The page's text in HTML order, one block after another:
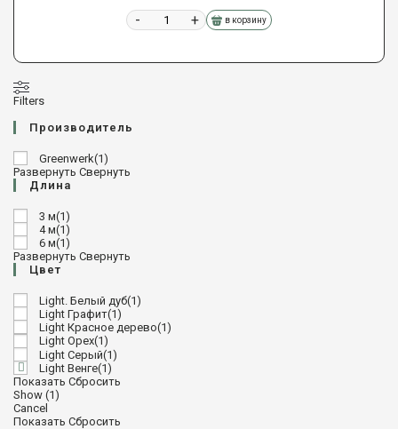
- + в корзину
Filters
Производитель
Greenwerk(1)
Развернуть Свернуть
Длина
3 м(1)
4 м(1)
6 м(1)
Развернуть Свернуть
Цвет
Light. Белый дуб(1)
Light Графит(1)
Light Красное дерево(1)
Light Орех(1)
Light Серый(1)
Light Венге(1)
Показать Сбросить
Show (1)
Cancel
Показать Сбросить